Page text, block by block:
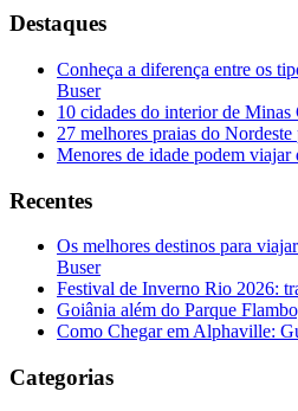
Destaques
Conheça a diferença entre os
Buser
10 cidades do interior de Minas
27 melhores praias do
Menores de idade podem viajar
Recentes
Os melhores destinos para
Buser
Festival de Inverno Rio 2026:
Goiânia além do Parque
Como Chegar em Alphaville:
Categorias